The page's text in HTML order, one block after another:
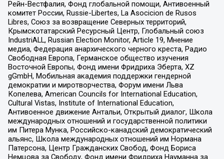
Рейн-Вестфалия, Фонд глобальной помощи, Антивоенный
комитет России, Russie-Libertes, La Asocicion de Rusos
Libres, Союз за возвращение Северных территорий,
Крымскотатарский Ресурсный Центр, Глобальный союз
IndustriALL, Russian Election Monitor, Article 19, Мнение
медиа, Федерация анархического черного креста, Радио
Свободная Европа, Германское общество изучения
Восточной Европы, Фонд имени Фридриха Эберта, XZ
gGmbH, Мобильная академия поддержки гендерной
демократии и миротворчества, Форум имени Льва
Копелева, American Councils for International Education,
Cultural Vistas, Institute of International Education,
Антивоенное движение Антальи, Открытый диалог, Школа
международных отношений и государственной политики
им Питера Мунка, Российско-канадский демократический
альянс, Школа международных отношений им Нормана
Патерсона, Центр Гражданских Свобод, Фонд Бориса
Немцова за Свободу, Фонд имени Фридриха Науманна за